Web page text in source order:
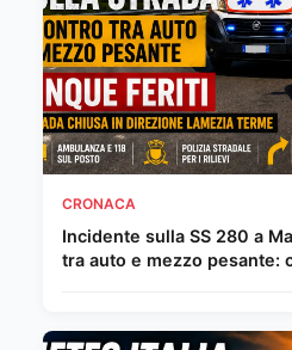
CRONACA
Incidente sulla SS 280 a
tra auto e mezzo pesante: